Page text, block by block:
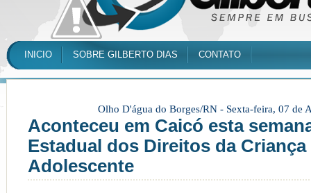
INICIO SOBRE GILBERTO DIAS CONTATO
Olho D'água do Borges/RN - Sexta-feira, 07 de
Aconteceu em Caicó esta
Estadual dos Direitos da Criança
Adolescente